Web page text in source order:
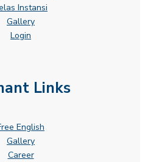
Instansi
Gallery
Login
Links
English
Gallery
Career